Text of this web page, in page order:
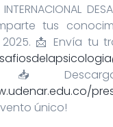
INTERNACIONAL
tus
📩 Envía tu
📥
único!